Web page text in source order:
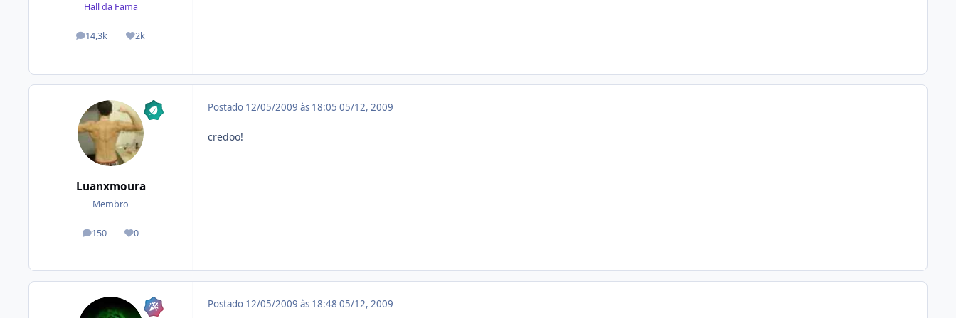
Hall da Fama
14,3k
posts 2k
Reputação
Luanxmoura
Membro
150
posts 0
Reputação
Postado 12/05/2009 às 18:05 05/12, 2009
credoo!
Postado 12/05/2009 às 18:48 05/12, 2009